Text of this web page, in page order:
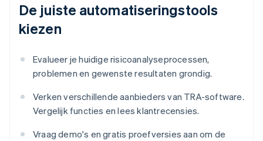
De juiste automatiseringstools
kiezen
Evalueer je huidige risicoanalyseprocessen,
problemen en gewenste resultaten grondig.
Verken verschillende aanbieders van TRA-software.
Vergelijk functies en lees klantrecensies.
Vraag demo's en gratis proefversies aan om de